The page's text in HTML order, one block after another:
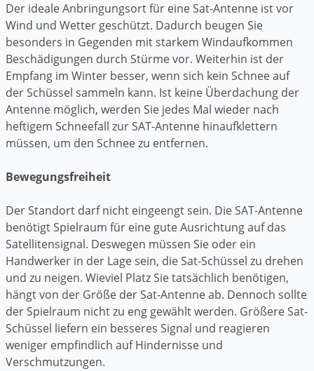
Der ideale Anbringungsort für eine Sat-Antenne ist vor
Wind und Wetter geschützt. Dadurch beugen Sie
besonders in Gegenden mit starkem Windaufkommen
Beschädigungen durch Stürme vor. Weiterhin ist der
Empfang im Winter besser, wenn sich kein Schnee auf
der Schüssel sammeln kann. Ist keine Überdachung der
Antenne möglich, werden Sie jedes Mal wieder nach
heftigem Schneefall zur SAT-Antenne hinaufklettern
müssen, um den Schnee zu entfernen.
Bewegungsfreiheit
Der Standort darf nicht eingeengt sein. Die SAT-Antenne
benötigt Spielraum für eine gute Ausrichtung auf das
Satellitensignal. Deswegen müssen Sie oder ein
Handwerker in der Lage sein, die Sat-Schüssel zu drehen
und zu neigen. Wieviel Platz Sie tatsächlich benötigen,
hängt von der Größe der Sat-Antenne ab. Dennoch sollte
der Spielraum nicht zu eng gewählt werden. Größere Sat-
Schüssel liefern ein besseres Signal und reagieren
weniger empfindlich auf Hindernisse und
Verschmutzungen.